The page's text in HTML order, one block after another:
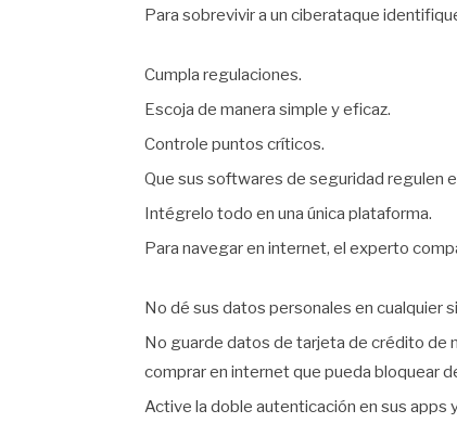
Para sobrevivir a un ciberataque
Cumpla regulaciones.
Escoja de manera simple y eficaz.
Controle puntos críticos.
Que sus softwares de seguridad regulen
Intégrelo todo en una única plataforma.
Para navegar en internet, el experto
No dé sus datos personales en cualquier
No guarde datos de tarjeta de crédito de
comprar en internet que pueda bloquear
Active la doble autenticación en sus